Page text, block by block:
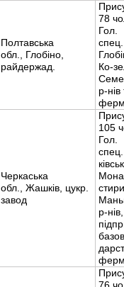
Полтавська
обл., Глобіно,
райдержад.
78
Гол.
Ко-
р-
Черкаська
обл., Жашків, цукр.
завод
105
Гол.
р-нів,